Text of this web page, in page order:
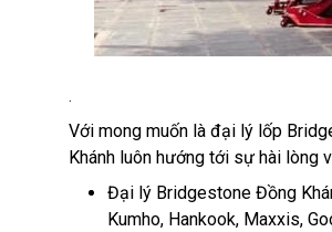
.
Với mong muốn là đại lý lốp
Khánh luôn hướng tới sự hài lòng
Đại lý Bridgestone Đồng
Kumho, Hankook, Maxxis,